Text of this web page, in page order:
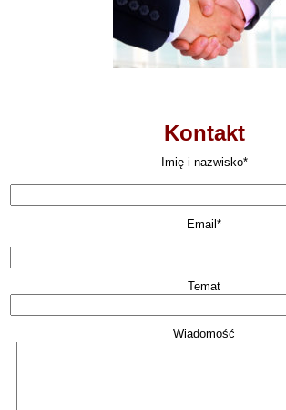
Kontakt
Imię i nazwisko*
Email*
Temat
Wiadomość